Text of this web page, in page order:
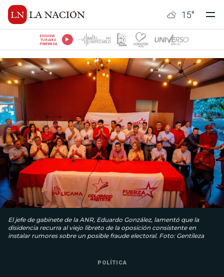
15°
ESCUCHÁ
TU RADIO
PREFERIDA
El jefe de gabinete de la ANR, Eduardo González, lamentó que la
disidencia recurra al viejo libreto de la oposición consistente en
instalar rumores sobre un posible fraude electoral. Foto: Gentileza
POLÍTICA